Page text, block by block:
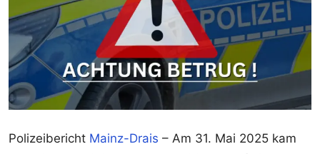
Polizeibericht Mainz-Drais – Am 31. Mai 2025 kam